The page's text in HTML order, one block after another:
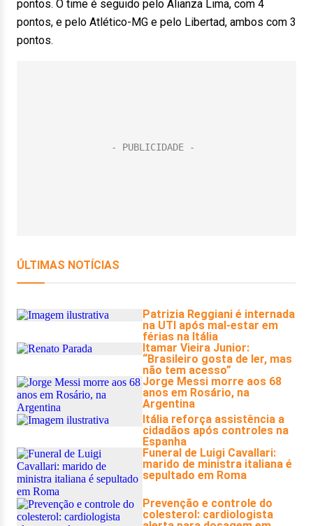
pontos. O time é seguido pelo Alianza Lima, com 4
pontos, e pelo Atlético-MG e pelo Libertad, ambos com 3
pontos.